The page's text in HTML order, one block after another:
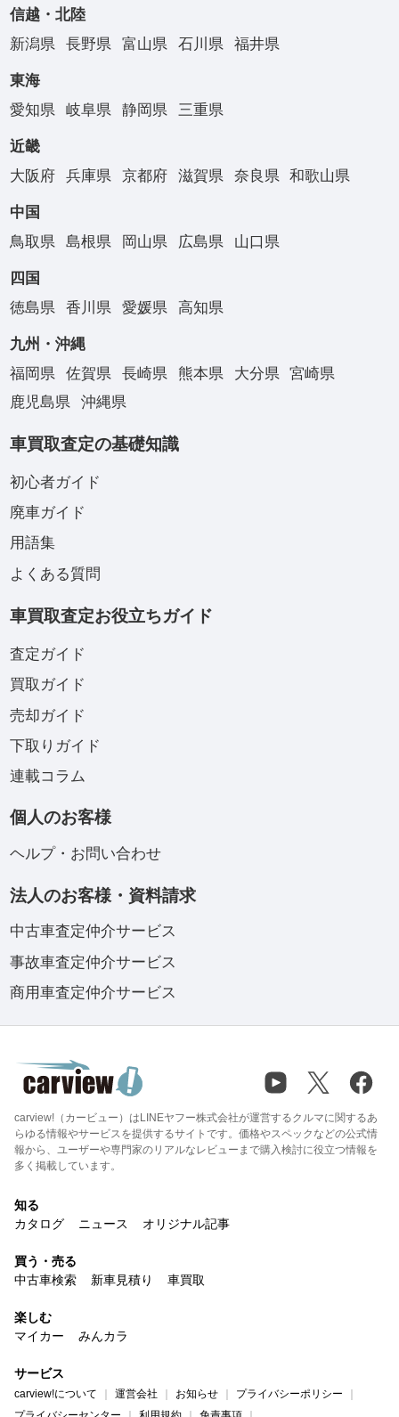
信越・北陸
新潟県
長野県 富山県 石川県 福井県
東海
愛知県
岐阜県 静岡県 三重県
近畿
大阪府
兵庫県 京都府 滋賀県 奈良県 和歌山県
中国
鳥取県
島根県 岡山県 広島県 山口県
四国
徳島県
香川県 愛媛県 高知県
九州・沖縄
福岡県
佐賀県 長崎県 熊本県 大分県
宮崎県
鹿児島県
沖縄県
車買取査定の基礎知識
初心者ガイド
廃車ガイド
用語集
よくある質問
車買取査定お役立ちガイド
査定ガイド
買取ガイド
売却ガイド
下取りガイド
連載コラム
個人のお客様
ヘルプ・お問い合わせ
法人のお客様・資料請求
中古車査定仲介サービス
事故車査定仲介サービス
商用車査定仲介サービス
carview!（カービュー）はLINEヤフー株式会社が運営するクルマに関するあ
らゆる情報やサービスを提供するサイトです。価格やスペックなどの公式情
報から、ユーザーや専門家のリアルなレビューまで購入検討に役立つ情報を
多く掲載しています。
知る
カタログ
ニュース オリジナル記事
買う・売る
中古車検索
新車見積り 車買取
楽しむ
マイカー
みんカラ
サービス
carview!について 運営会社 お知らせ
プライバシーポリシー